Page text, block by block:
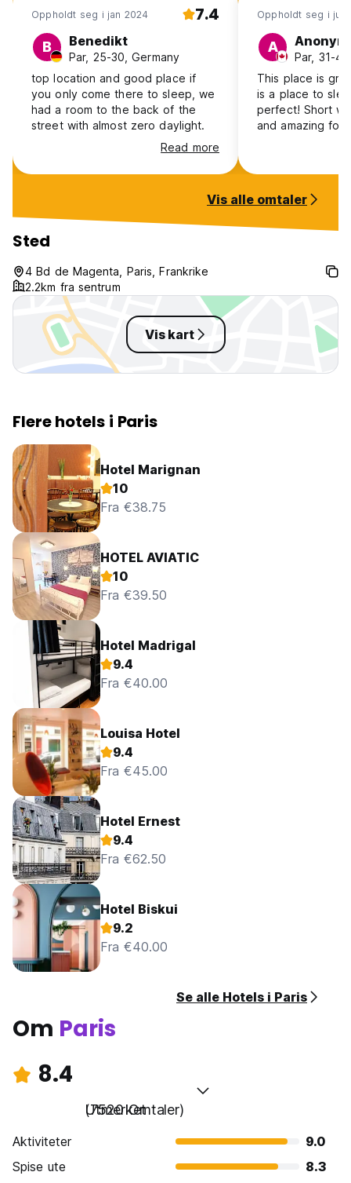
Oppholdt seg i jan 2024 7.4
B Benedikt
Par, 25-30, Germany
top location and good place if
you only come there to sleep, we
had a room to the back of the
street with almost zero daylight.
Read more
Oppholdt seg i jun
A Anonym
Par, 31-
This place is
is a place to
perfect! Short
and amazing
was there was a
clean. No
got but, it’s Paris!
Vis alle omtaler
Sted
4 Bd de Magenta, Paris, Frankrike
2.2km fra sentrum
Vis kart
Flere hotels i Paris
Hotel Marignan
10
Fra €38.75
HOTEL AVIATIC
10
Fra €39.50
Hotel Madrigal
9.4
Fra €40.00
Louisa Hotel
9.4
Fra €45.00
Hotel Ernest
9.4
Fra €62.50
Hotel Biskui
9.2
Fra €40.00
Se alle Hotels i Paris
Om Paris
8.4
Utmerket
(7520 Omtaler)
Aktiviteter
9.0
Spise ute
8.3